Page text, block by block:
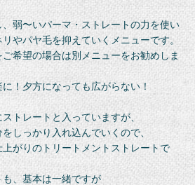
弱〜いパーマ・ストレートの力を使い
やパヤ毛を抑えていくメニューです。
希望の場合は別メニューをお勧めしま
！夕方になっても広がらない！
トレートと入っていますが、
しっかり入れ込んでいくので、
がりのトリートメントストレートで
、基本は一緒ですが